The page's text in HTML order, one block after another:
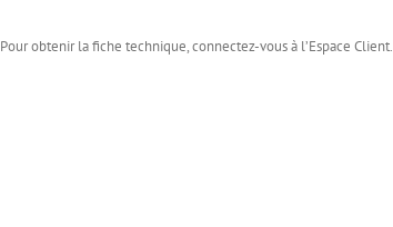
Pour obtenir la fiche technique, connectez-vous à l’Espace Client.